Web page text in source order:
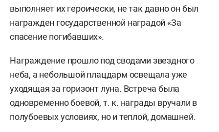
выполняет их героически, не так давно он был
награжден государственной наградой «За
спасение погибавших».
Награждение прошло под сводами звездного
неба, а небольшой плацдарм освещала уже
уходящая за горизонт луна. Встреча была
одновременно боевой, т. к. награды вручали в
полубоевых условиях, но и теплой, домашней.